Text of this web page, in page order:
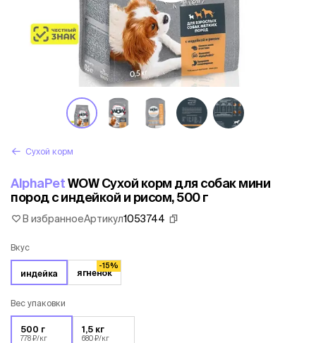
Сухой корм
AlphaPetWOW Сухой корм для собак мини
пород с индейкой и рисом, 500 г
В избранноеАртикул1053744
Вкус
индейка ягненок
-15%
Вес упаковки
500 г
778 ₽/кг
1,5 кг
680 ₽/кг